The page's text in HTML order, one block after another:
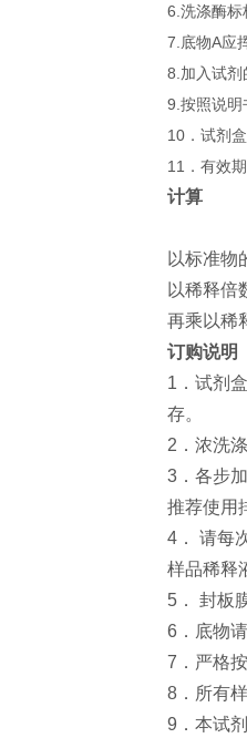
6.洗涤酶标
7.底物A应
8.加入试剂
9.按照说明
10．试剂
11．有效
计算
以标准物
以稀释倍
再乘以稀
订购说明
1．试剂
存。
2．浓洗
3．各步
推荐使用
4． 请每
样品稀释
5． 封板
6．底物
7．严格
8．所有
9．本试